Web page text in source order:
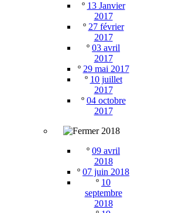
º 13 Janvier
2017
º 27 février
2017
º 03 avril
2017
º 29 mai 2017
º 10 juillet
2017
º 04 octobre
2017
2018
º 09 avril
2018
º 07 juin 2018
º 10
septembre
2018